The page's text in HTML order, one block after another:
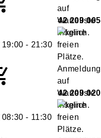
42 209 005
19:00 - 21:30
42 209 020
08:30 - 11:30